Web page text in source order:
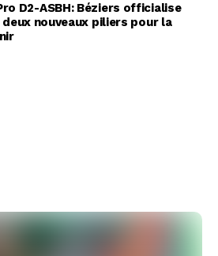
D2-ASBH: Béziers officialise
deux nouveaux piliers pour la